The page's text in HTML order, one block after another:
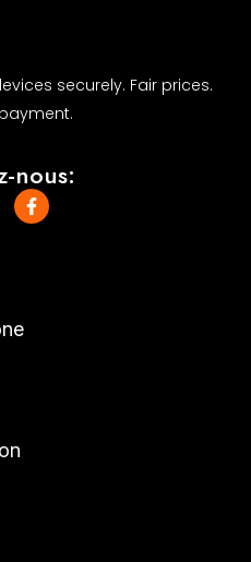
securely. Fair prices.
nous:
F
a
c